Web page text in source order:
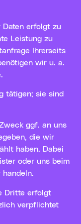
Daten erfolgt zu
Leistung zu
Ihrerseits
wir u. a.
tätigen; sie sind
ggf. an uns
die wir
haben. Dabei
oder uns beim
Dritte erfolgt
verpflichtet